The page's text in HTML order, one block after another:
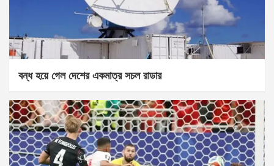
বন্ধ হয়ে গেল দেশের একমাত্র সচল রাডার